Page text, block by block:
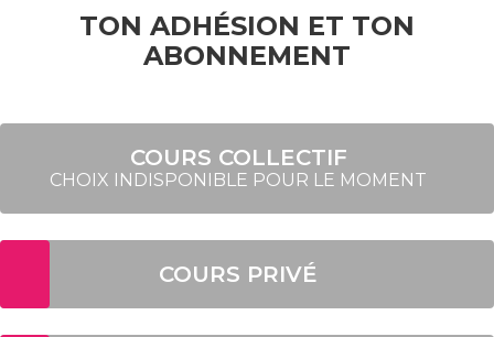
TON ADHÉSION ET TON
ABONNEMENT
COURS COLLECTIF
CHOIX INDISPONIBLE POUR LE MOMENT
COURS PRIVÉ